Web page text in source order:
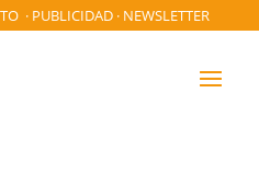
· PUBLICIDAD · NEWSLETTER